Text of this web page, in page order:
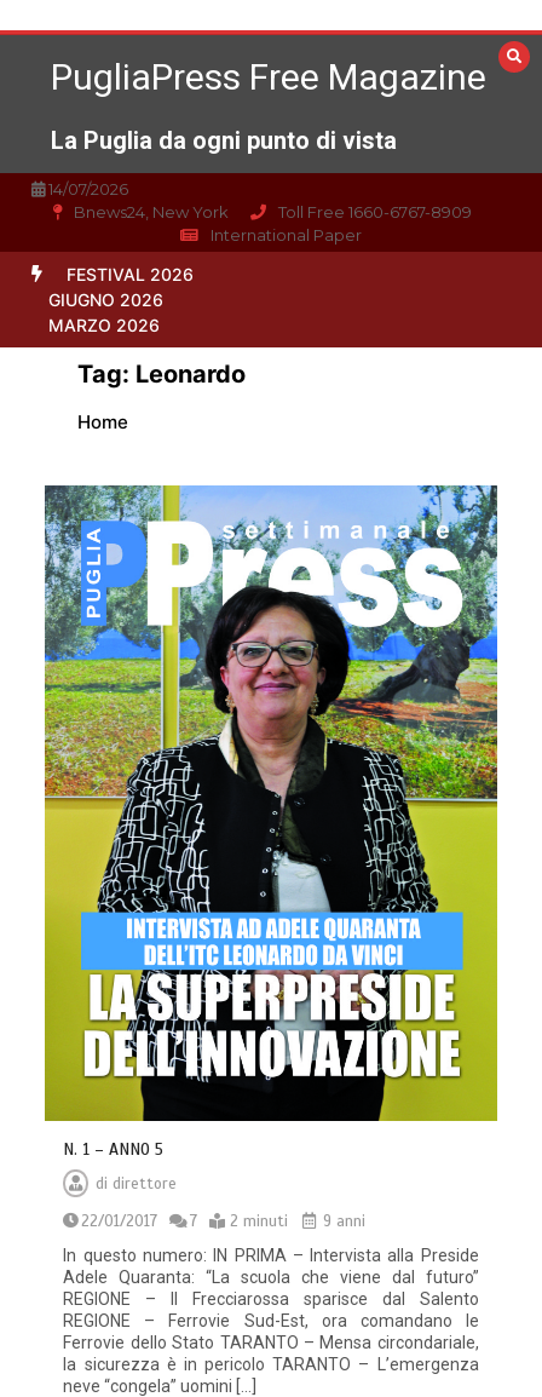
al
contenutoPugliaPress Free Magazine
La Puglia da ogni punto di vista
14/07/2026
Bnews24, New York
Toll Free 1660-6767-8909
International Paper
FESTIVAL 2026
GIUGNO 2026
MARZO 2026
Tag: Leonardo
Home
N. 1 – ANNO 5
di direttore
22/01/2017
7 2 minuti
9 anni
In questo numero: IN PRIMA – Intervista alla Preside
Adele Quaranta: “La scuola che viene dal futuro”
REGIONE – Il Frecciarossa sparisce dal Salento
REGIONE – Ferrovie Sud-Est, ora comandano le
Ferrovie dello Stato TARANTO – Mensa circondariale,
la sicurezza è in pericolo TARANTO – L’emergenza
neve “congela” uomini […]